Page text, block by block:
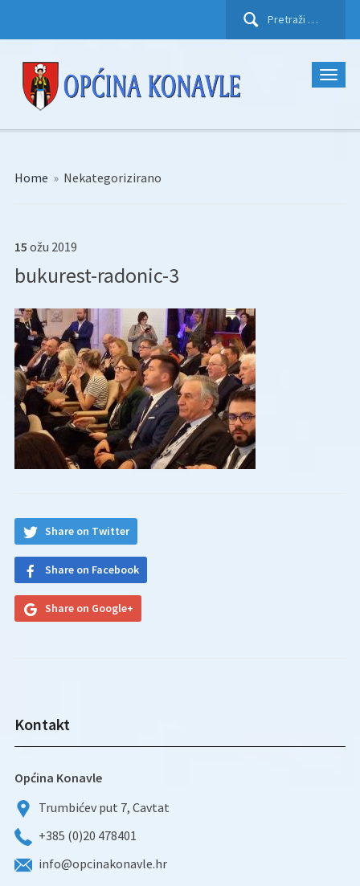
Pretraži:
Home » Nekategorizirano
15 ožu 2019
bukurest-radonic-3
Share on Twitter
Share on Facebook
Share on Google+
Kontakt
Općina Konavle
Trumbićev put 7, Cavtat
+385 (0)20 478401
info@opcinakonavle.hr